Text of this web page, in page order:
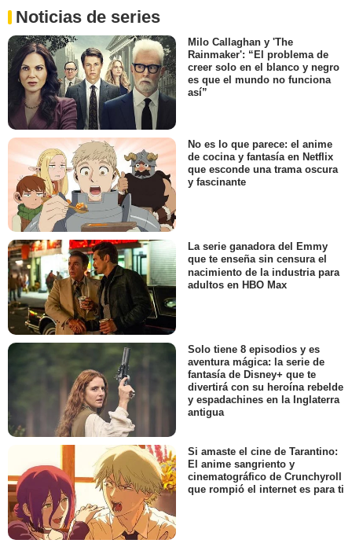
Noticias de series
Milo Callaghan y 'The
Rainmaker': “El problema de
creer solo en el blanco y negro
es que el mundo no funciona
así”
No es lo que parece: el anime
de cocina y fantasía en Netflix
que esconde una trama oscura
y fascinante
La serie ganadora del Emmy
que te enseña sin censura el
nacimiento de la industria para
adultos en HBO Max
Solo tiene 8 episodios y es
aventura mágica: la serie de
fantasía de Disney+ que te
divertirá con su heroína rebelde
y espadachines en la Inglaterra
antigua
Si amaste el cine de Tarantino:
El anime sangriento y
cinematográfico de Crunchyroll
que rompió el internet es para ti